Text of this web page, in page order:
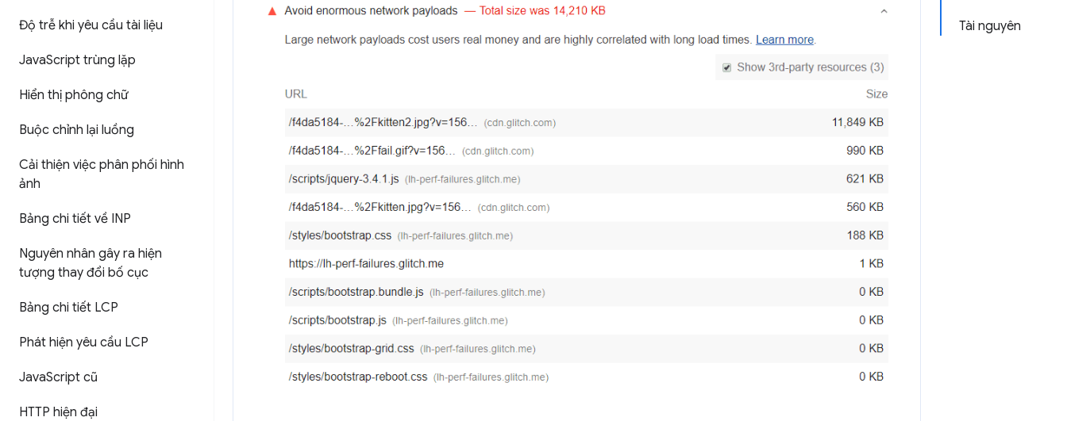
Độ trễ khi yêu cầu tài liệu
JavaScript trùng lặp
Hiển thị phông chữ
Buộc chỉnh lại luồng
Cải thiện việc phân phối hình
ảnh
Bảng chi tiết về INP
Nguyên nhân gây ra hiện
tượng thay đổi bố cục
Bảng chi tiết LCP
Phát hiện yêu cầu LCP
JavaScript cũ
HTTP hiện đại
Tài nguyên